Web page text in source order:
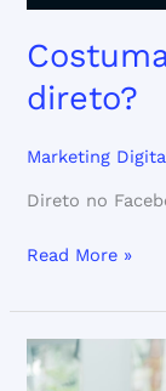
direto?
Marketing
Direto no
Read More »
Afinal
o